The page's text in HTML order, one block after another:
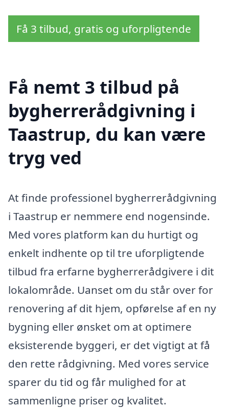
Få 3 tilbud, gratis og uforpligtende
Få nemt 3 tilbud på
bygherrerådgivning i
Taastrup, du kan være
tryg ved
At finde professionel bygherrerådgivning
i Taastrup er nemmere end nogensinde.
Med vores platform kan du hurtigt og
enkelt indhente op til tre uforpligtende
tilbud fra erfarne bygherrerådgivere i dit
lokalområde. Uanset om du står over for
renovering af dit hjem, opførelse af en ny
bygning eller ønsket om at optimere
eksisterende byggeri, er det vigtigt at få
den rette rådgivning. Med vores service
sparer du tid og får mulighed for at
sammenligne priser og kvalitet.